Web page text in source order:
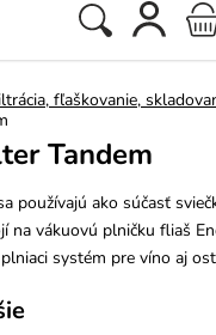
Hľadať
fľaškovanie,
Tandem
používajú ako súčasť
na vákuovú plničku fliaš
systém pre víno aj